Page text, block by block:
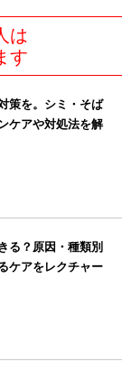
は
す
策を。シミ・そば
ケアや対処法を解
る？原因・種類別
ケアをレクチャー